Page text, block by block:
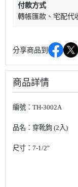
付款方式
轉帳匯款
宅配代
分享商品到
商品詳情
編號：TH-3002A
品名：穿靴鉤 (2入)
尺寸：7-1/2"